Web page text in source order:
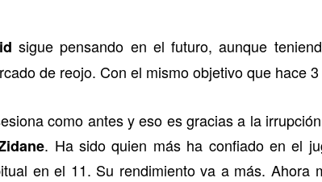
sigue pensando en el futuro, aunque
de reojo. Con el mismo objetivo que hace
como antes y eso es gracias a la
. Ha sido quien más ha confiado en el
en el 11. Su rendimiento va a más. Ahora